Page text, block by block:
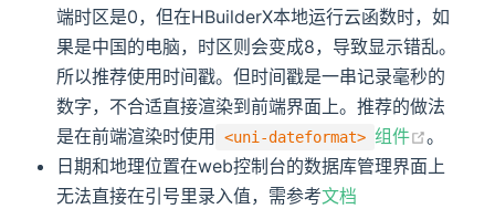
端时区是0，但在HBuilderX本地运行云函数时，如
果是中国的电脑，时区则会变成8，导致显示错乱。
所以推荐使用时间戳。但时间戳是一串记录毫秒的
数字，不合适直接渲染到前端界面上。推荐的做法
是在前端渲染时使用
<uni-dateformat> 组件
。
日期和地理位置在web控制台的数据库管理界面上
无法直接在引号里录入值，需参考文档